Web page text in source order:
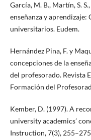
García, M. B., Martín, S.
enseñanza y
universitarios. Eudem.
Hernández Pina, F. y
concepciones de la
del profesorado. Revista
Formación del
Kember, D. (1997). A
university academics’
Instruction, 7(3),